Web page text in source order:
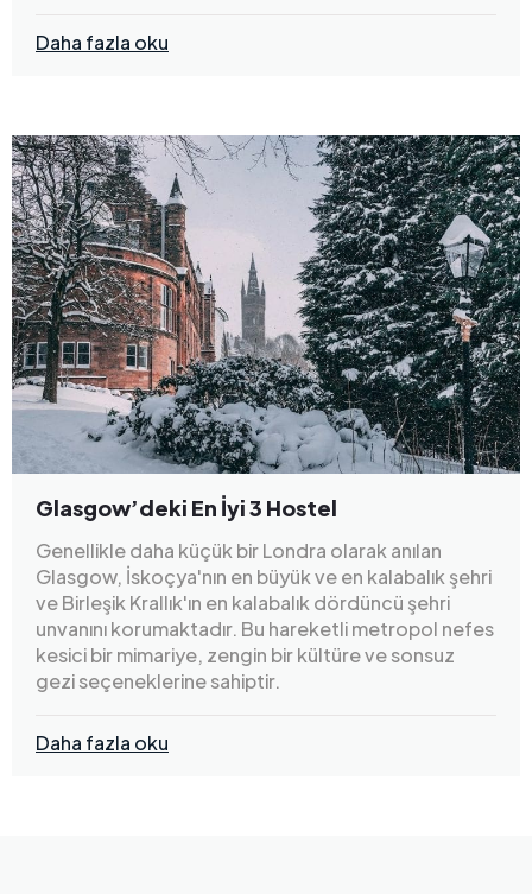
Daha fazla oku
Glasgow’deki En İyi 3 Hostel
Genellikle daha küçük bir Londra olarak anılan
Glasgow, İskoçya'nın en büyük ve en kalabalık şehri
ve Birleşik Krallık'ın en kalabalık dördüncü şehri
unvanını korumaktadır. Bu hareketli metropol nefes
kesici bir mimariye, zengin bir kültüre ve sonsuz
gezi seçeneklerine sahiptir.
Daha fazla oku